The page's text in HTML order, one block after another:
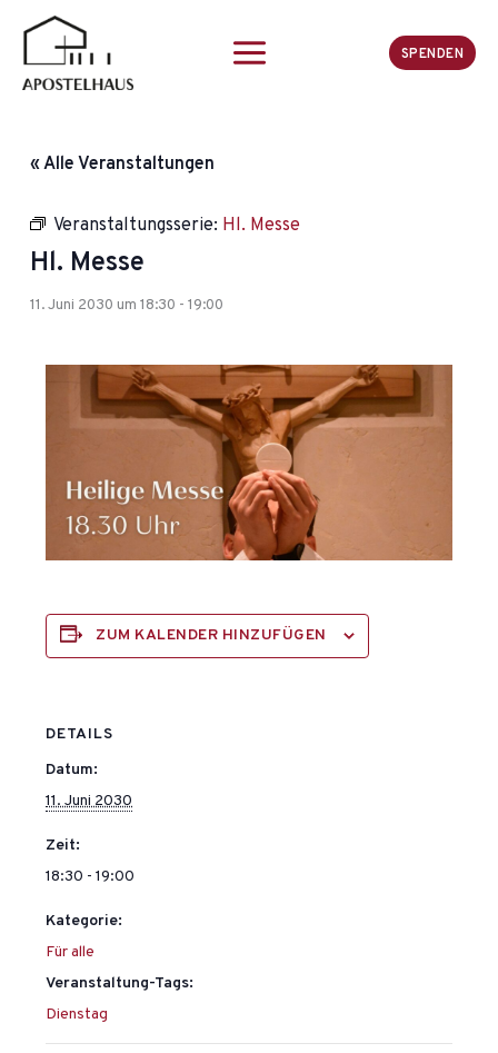
springen
SPENDEN
« Alle Veranstaltungen
Veranstaltungsserie: Hl. Messe
Hl. Messe
11. Juni 2030 um 18:30 -19:00
ZUM KALENDER HINZUFÜGEN
DETAILS
Datum:
11. Juni 2030
Zeit:
18:30 - 19:00
Kategorie:
Für alle
Veranstaltung-Tags:
Dienstag